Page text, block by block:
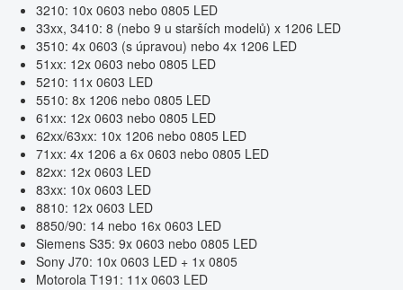
3210: 10x 0603 nebo 0805 LED
33xx, 3410: 8 (nebo 9 u starších modelů) x 1206 LED
3510: 4x 0603 (s úpravou) nebo 4x 1206 LED
51xx: 12x 0603 nebo 0805 LED
5210: 11x 0603 LED
5510: 8x 1206 nebo 0805 LED
61xx: 12x 0603 nebo 0805 LED
62xx/63xx: 10x 1206 nebo 0805 LED
71xx: 4x 1206 a 6x 0603 nebo 0805 LED
82xx: 12x 0603 LED
83xx: 10x 0603 LED
8810: 12x 0603 LED
8850/90: 14 nebo 16x 0603 LED
Siemens S35: 9x 0603 nebo 0805 LED
Sony J70: 10x 0603 LED + 1x 0805
Motorola T191: 11x 0603 LED